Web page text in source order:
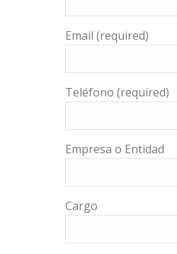
Email (required)
Teléfono (required)
Empresa o Entidad
Cargo